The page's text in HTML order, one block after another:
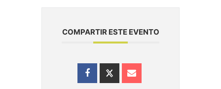
COMPARTIR ESTE EVENTO